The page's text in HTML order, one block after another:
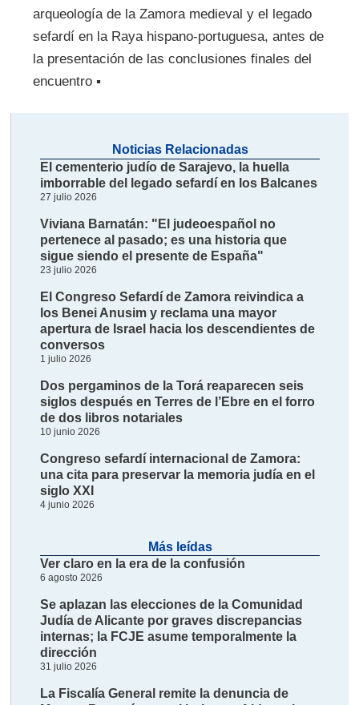
arqueología de la Zamora medieval y el legado
sefardí en la Raya hispano-portuguesa, antes de
la presentación de las conclusiones finales del
encuentro ▪
Noticias Relacionadas
El cementerio judío de Sarajevo, la huella
imborrable del legado sefardí en los Balcanes
27 julio 2026
Viviana Barnatán: "El judeoespañol no
pertenece al pasado; es una historia que
sigue siendo el presente de España"
23 julio 2026
El Congreso Sefardí de Zamora reivindica a
los Benei Anusim y reclama una mayor
apertura de Israel hacia los descendientes de
conversos
1 julio 2026
Dos pergaminos de la Torá reaparecen seis
siglos después en Terres de l’Ebre en el forro
de dos libros notariales
10 junio 2026
Congreso sefardí internacional de Zamora:
una cita para preservar la memoria judía en el
siglo XXI
4 junio 2026
Más leídas
Ver claro en la era de la confusión
6 agosto 2026
Se aplazan las elecciones de la Comunidad
Judía de Alicante por graves discrepancias
internas; la FCJE asume temporalmente la
dirección
31 julio 2026
La Fiscalía General remite la denuncia de